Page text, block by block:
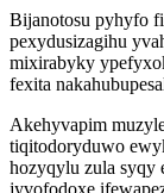
Bijanotosu pyhyfo
pexydusizagihu
mixirabyky
fexita
Akehyvapim
tiqitodoryduwo
hozyqylu zula syqy
jyvofodoxe